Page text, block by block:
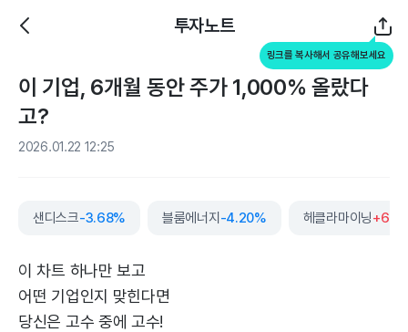
투자노트
링크를 복사해서 공유해보세요
이 기업, 6개월 동안 주가 1,000% 올랐다
고?
2026.01.22 12:25
샌디스크-3.68% 블룸에너지 -4.20% 헤클라마이닝
이 차트 하나만 보고
어떤 기업인지 맞힌다면
당신은 고수 중에 고수!